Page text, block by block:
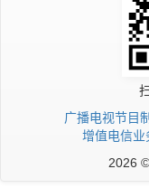
广播电视节目
增值电信
2026